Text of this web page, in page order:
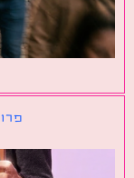
פרומפט